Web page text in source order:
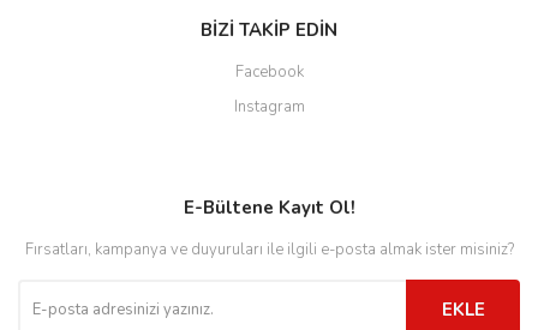
BİZİ TAKİP EDİN
Facebook
Instagram
E-Bültene Kayıt Ol!
Fırsatları, kampanya ve duyuruları ile ilgili e-posta almak ister misiniz?
EKLE